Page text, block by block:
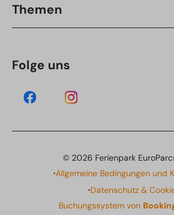
Themen
Folge uns
© 2026 Ferienpark
·Allgemeine Bedingungen und
·Datenschutz &
Buchungssystem von